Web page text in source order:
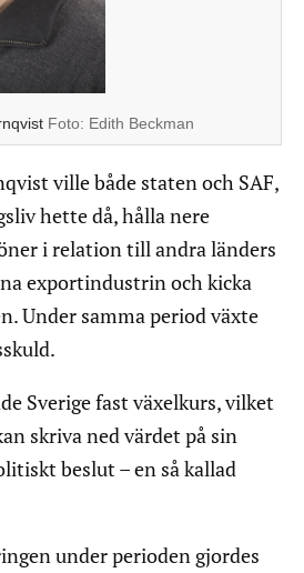
Foto: Edith Beckman
ville både staten och SAF,
hette då, hålla nere
i relation till andra länders
exportindustrin och kicka
Under samma period växte
Sverige fast växelkurs, vilket
skriva ned värdet på sin
beslut – en så kallad
under perioden gjordes